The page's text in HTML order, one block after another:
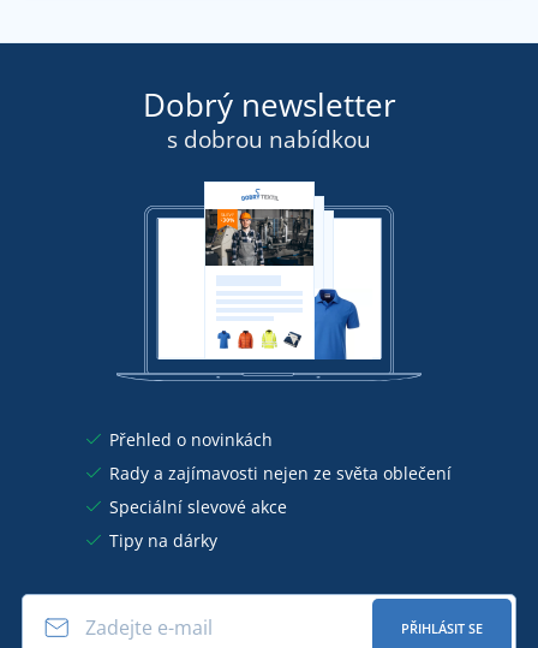
Dobrý newsletter
s dobrou nabídkou
Přehled o novinkách
Rady a zajímavosti nejen ze světa oblečení
Speciální slevové akce
Tipy na dárky
PŘIHLÁSIT SE